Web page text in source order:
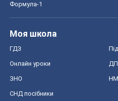
Формула-1
Моя школа
ГДЗ
Онлайн уроки
ЗНО
СНД посібники